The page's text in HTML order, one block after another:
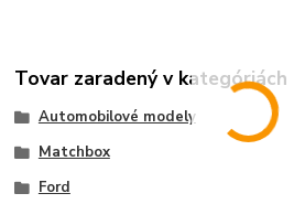
Tovar zaradený v kategóriách
Automobilové modely
Matchbox
Ford